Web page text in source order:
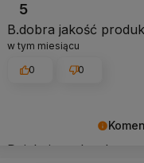
Dziękujemy bardzo za
5
B.dobra jakość
w tym miesiącu
0 0